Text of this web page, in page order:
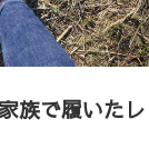
族で履いた